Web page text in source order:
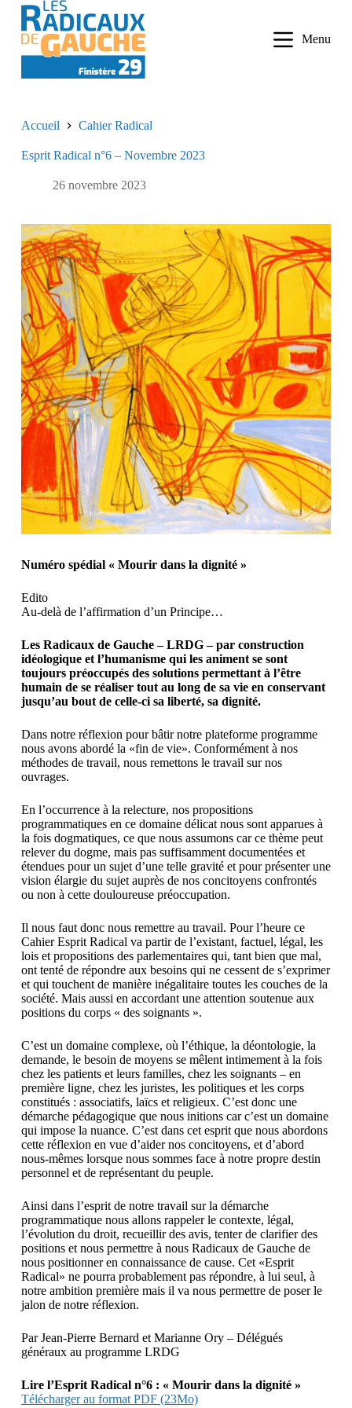
n
Menu
Accueil Cahier Radical
Esprit Radical n°6 – Novembre 2023
26 novembre 2023
Numéro spédial « Mourir dans la dignité »
Edito
Au-delà de l’affirmation d’un Principe…
Les Radicaux de Gauche – LRDG – par construction
idéologique et l’humanisme qui les animent se sont
toujours préoccupés des solutions permettant à l’être
humain de se réaliser tout au long de sa vie en conservant
jusqu’au bout de celle-ci sa liberté, sa dignité.
Dans notre réflexion pour bâtir notre plateforme programme
nous avons abordé la «fin de vie». Conformément à nos
méthodes de travail, nous remettons le travail sur nos
ouvrages.
En l’occurrence à la relecture, nos propositions
programmatiques en ce domaine délicat nous sont apparues à
la fois dogmatiques, ce que nous assumons car ce thème peut
relever du dogme, mais pas suffisamment documentées et
étendues pour un sujet d’une telle gravité et pour présenter une
vision élargie du sujet auprès de nos concitoyens confrontés
ou non à cette douloureuse préoccupation.
Il nous faut donc nous remettre au travail. Pour l’heure ce
Cahier Esprit Radical va partir de l’existant, factuel, légal, les
lois et propositions des parlementaires qui, tant bien que mal,
ont tenté de répondre aux besoins qui ne cessent de s’exprimer
et qui touchent de manière inégalitaire toutes les couches de la
société. Mais aussi en accordant une attention soutenue aux
positions du corps « des soignants ».
C’est un domaine complexe, où l’éthique, la déontologie, la
demande, le besoin de moyens se mêlent intimement à la fois
chez les patients et leurs familles, chez les soignants – en
première ligne, chez les juristes, les politiques et les corps
constitués : associatifs, laïcs et religieux. C’est donc une
démarche pédagogique que nous initions car c’est un domaine
qui impose la nuance. C’est dans cet esprit que nous abordons
cette réflexion en vue d’aider nos concitoyens, et d’abord
nous-mêmes lorsque nous sommes face à notre propre destin
personnel et de représentant du peuple.
Ainsi dans l’esprit de notre travail sur la démarche
programmatique nous allons rappeler le contexte, légal,
l’évolution du droit, recueillir des avis, tenter de clarifier des
positions et nous permettre à nous Radicaux de Gauche de
nous positionner en connaissance de cause. Cet «Esprit
Radical» ne pourra probablement pas répondre, à lui seul, à
notre ambition première mais il va nous permettre de poser le
jalon de notre réflexion.
Par Jean-Pierre Bernard et Marianne Ory – Délégués
généraux au programme LRDG
Lire l’Esprit Radical n°6 : « Mourir dans la dignité »
Télécharger au format PDF (23Mo)